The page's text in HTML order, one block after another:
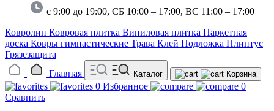
с 9:00 до 19:00, СБ 10:00 – 17:00, ВС 11:00 – 17:00
Ковролин Ковровая плитка Виниловая плитка Паркетная
доска Ковры гимнастические Трава Клей Подложка Плинтус
Грязезащита
Главная
Каталог Корзина
0 Избранное
0
Сравнить